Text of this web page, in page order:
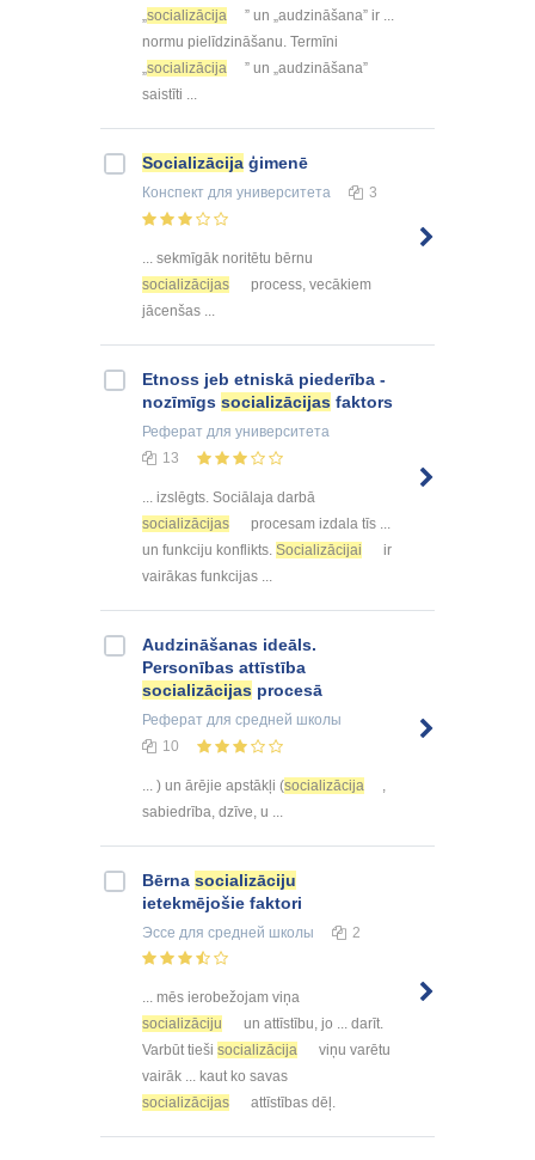
„socializācija
” un „audzināšana” ir ...
normu pielīdzināšanu. Termīni
„socializācija
” un „audzināšana”
saistīti ...
Socializācija ģimenē
Конспект для университета 3
... sekmīgāk noritētu bērnu
socializācijas
process, vecākiem
jācenšas ...
Etnoss jeb etniskā piederība -
nozīmīgs socializācijas faktors
Реферат для университета
13
... izslēgts. Sociālaja darbā
socializācijas
procesam izdala tīs ...
un funkciju konflikts. Socializācijai
ir
vairākas funkcijas ...
Audzināšanas ideāls.
Personības attīstība
socializācijas procesā
Реферат для средней школы
10
... ) un ārējie apstākļi (socializācija
sabiedrība, dzīve, u ...
Bērna socializāciju
ietekmējošie faktori
Эссе для средней школы 2
... mēs ierobežojam viņa
socializāciju
un attīstību, jo ... darīt.
Varbūt tieši socializācija
viņu varētu
vairāk ... kaut ko savas
socializācijas
attīstības dēļ.